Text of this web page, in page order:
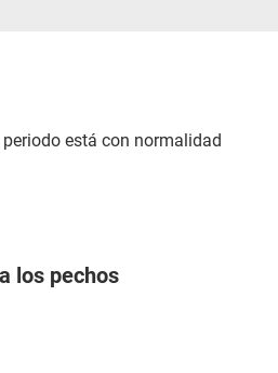
está con normalidad
los pechos